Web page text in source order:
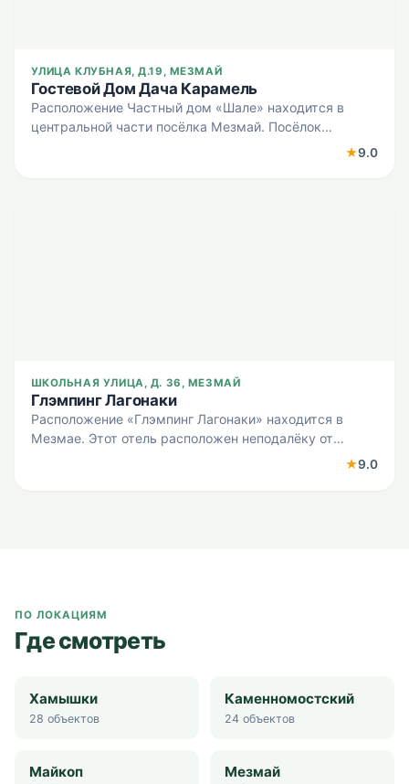
УЛИЦА КЛУБНАЯ, Д.19, МЕЗМАЙ
Гостевой Дом Дача Карамель
Расположение Частный дом «Шале» находится в
центральной части посёлка Мезмай. Посёлок
★9.0
ШКОЛЬНАЯ УЛИЦА, Д. 36, МЕЗМАЙ
Глэмпинг Лагонаки
Расположение «Глэмпинг Лагонаки» находится в
Мезмае. Этот отель расположен неподалёку от
центра города. Рядом с отелем — Гуамское ущелье,
★9.0
ПО ЛОКАЦИЯМ
Где смотреть
Хамышки
28 объектов
Каменномостский
24объектов
Майкоп Мезмай